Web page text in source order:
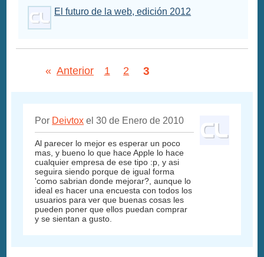
El futuro de la web, edición 2012
« Anterior 1 2 3
Por Deivtox el 30 de Enero de 2010
Al parecer lo mejor es esperar un poco
mas, y bueno lo que hace Apple lo hace
cualquier empresa de ese tipo :p, y asi
seguira siendo porque de igual forma
'como sabrian donde mejorar?, aunque lo
ideal es hacer una encuesta con todos los
usuarios para ver que buenas cosas les
pueden poner que ellos puedan comprar
y se sientan a gusto.